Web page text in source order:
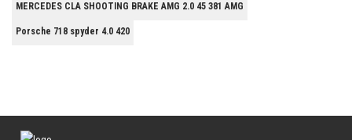
MERCEDES CLA SHOOTING BRAKE AMG 2.0 45 381 AMG
Porsche 718 spyder 4.0 420